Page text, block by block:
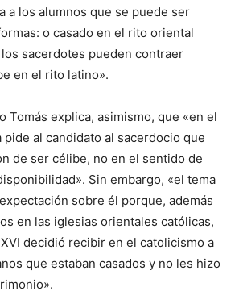
a los alumnos que se puede ser
o casado en el rito oriental
sacerdotes pueden contraer
en el rito latino».
Tomás explica, asimismo, que «en el
al candidato al sacerdocio que
de ser célibe, no en el sentido de
Sin embargo, «el tema
sobre él porque, además
en las iglesias orientales católicas,
decidió recibir en el catolicismo a
que estaban casados y no les hizo